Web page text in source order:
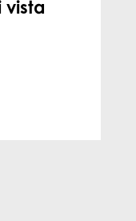
vista